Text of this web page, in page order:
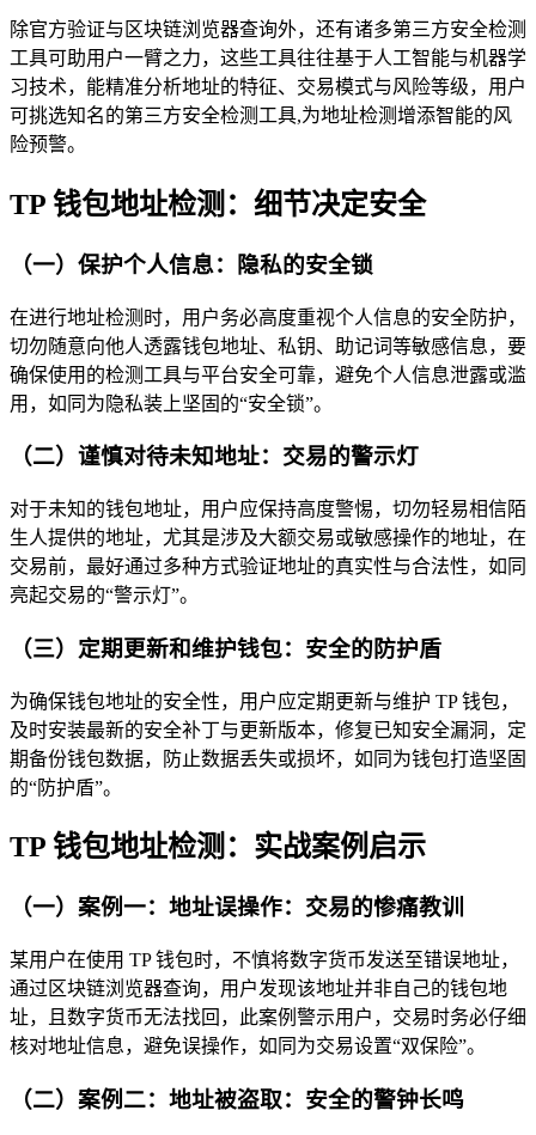
除官方验证与区块链浏览器查询外，还有诸多第三方安全检测
工具可助用户一臂之力，这些工具往往基于人工智能与机器学
习技术，能精准分析地址的特征、交易模式与风险等级，用户
可挑选知名的第三方安全检测工具,为地址检测增添智能的风
险预警。
TP 钱包地址检测：细节决定安全
（一）保护个人信息：隐私的安全锁
在进行地址检测时，用户务必高度重视个人信息的安全防护，
切勿随意向他人透露钱包地址、私钥、助记词等敏感信息，要
确保使用的检测工具与平台安全可靠，避免个人信息泄露或滥
用，如同为隐私装上坚固的“安全锁”。
（二）谨慎对待未知地址：交易的警示灯
对于未知的钱包地址，用户应保持高度警惕，切勿轻易相信陌
生人提供的地址，尤其是涉及大额交易或敏感操作的地址，在
交易前，最好通过多种方式验证地址的真实性与合法性，如同
亮起交易的“警示灯”。
（三）定期更新和维护钱包：安全的防护盾
为确保钱包地址的安全性，用户应定期更新与维护 TP 钱包，
及时安装最新的安全补丁与更新版本，修复已知安全漏洞，定
期备份钱包数据，防止数据丢失或损坏，如同为钱包打造坚固
的“防护盾”。
TP 钱包地址检测：实战案例启示
（一）案例一：地址误操作：交易的惨痛教训
某用户在使用 TP 钱包时，不慎将数字货币发送至错误地址，
通过区块链浏览器查询，用户发现该地址并非自己的钱包地
址，且数字货币无法找回，此案例警示用户，交易时务必仔细
核对地址信息，避免误操作，如同为交易设置“双保险”。
（二）案例二：地址被盗取：安全的警钟长鸣